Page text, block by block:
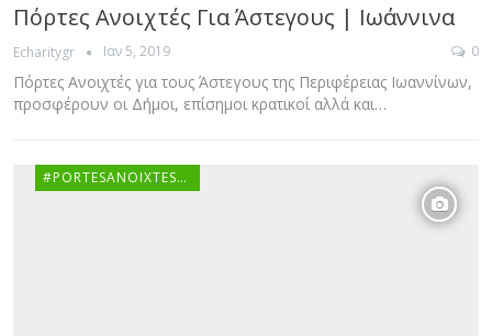
Πόρτες Ανοιχτές Για Άστεγους | Ιωάννινα
Echaritygr Ιαν 5, 2019 0
Πόρτες Ανοιχτές για τους Άστεγους της Περιφέρειας Ιωαννίνων,
προσφέρουν οι Δήμοι, επίσημοι κρατικοί αλλά και…
#PORTESANOIXTESGR